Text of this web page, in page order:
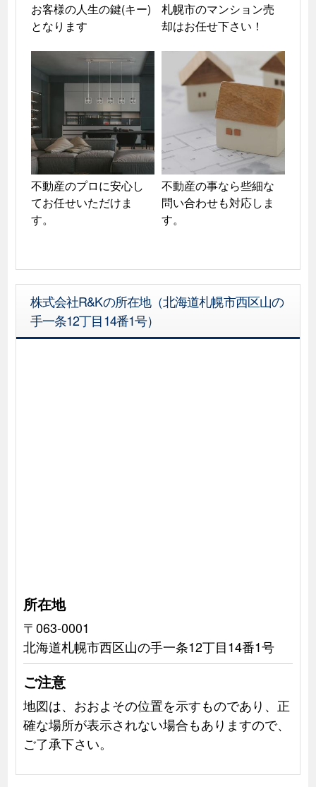
お客様の人生の鍵(キー)
となります
札幌市のマンション売
却はお任せ下さい！
不動産のプロに安心し
てお任せいただけま
す。
不動産の事なら些細な
問い合わせも対応しま
株式会社R&Kの所在地（北海道札幌市西区山の
手一条12丁目14番1号）
所在地
〒063-0001
北海道札幌市西区山の手一条12丁目14番1号
ご注意
地図は、おおよその位置を示すものであり、正
確な場所が表示されない場合もありますので、
ご了承下さい。